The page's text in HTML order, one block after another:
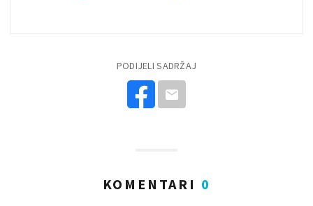
PODIJELI SADRŽAJ
KOMENTARI 0